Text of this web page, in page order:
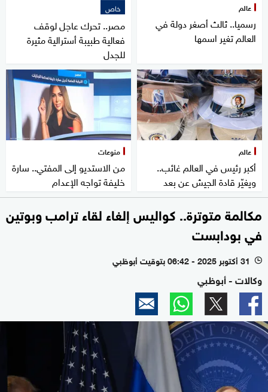
عالم
رسميا.. ثالث أصغر دولة في
العالم تغير اسمها
خاص
مصر.. تحرك عاجل لوقف
فعالية طبيبة أسترالية مثيرة
للجدل
عالم
أكبر رئيس في العالم غائب..
ويغيّر قادة الجيش عن بعد
منوعات
من الاستديو إلى المفتي.. سارة
خليفة تواجه الإعدام
مكالمة متوترة.. كواليس إلغاء لقاء ترامب وبوتين
في بودابست
l 31 أكتوبر 2025 - 06:42 بتوقيت أبوظبي
وكالات - أبوظبي